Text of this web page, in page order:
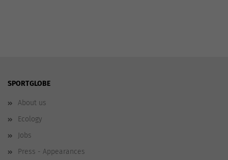
SPORTGLOBE
About us
Ecology
Jobs
Press - Appearances